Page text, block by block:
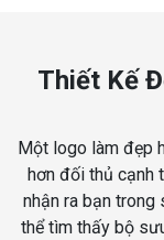
Thiết Kế
Một logo làm đẹp
hơn đối thủ cạnh
nhận ra bạn trong
thể tìm thấy bộ